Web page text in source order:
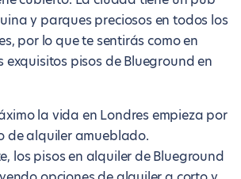
y parques preciosos en todos los
por lo que te sentirás como en
exquisitos pisos de Blueground en
la vida en Londres empieza por
de alquiler amueblado.
los pisos en alquiler de Blueground